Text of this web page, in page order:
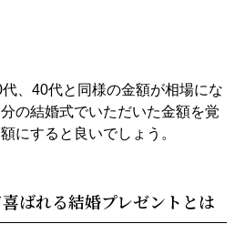
、40代と同様の金額が相場にな
の結婚式でいただいた金額を覚
にすると良いでしょう。
ばれる結婚プレゼントとは